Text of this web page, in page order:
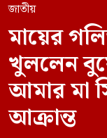
জাতীয়
মায়ের
খুললেন
আমার মা
আক্রান্ত